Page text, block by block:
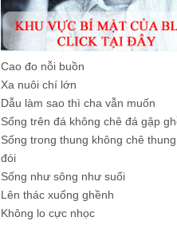
Cao đo nỗi buồn
Xa nuôi chí lớn
Dẫu làm sao thì cha vẫn muốn
Sống trên đá không chê đá gập
Sống trong thung không chê
đói
Sống như sông như suối
Lên thác xuống ghềnh
Không lo cực nhọc